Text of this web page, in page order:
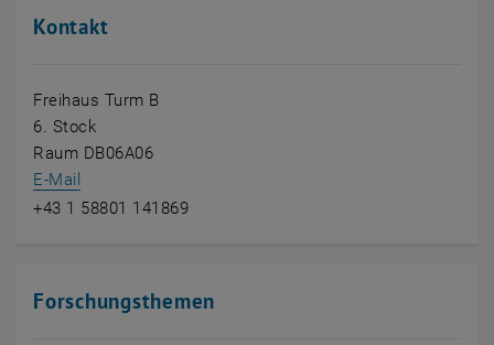
Kontakt
Freihaus Turm B
6. Stock
Raum DB06A06
E-Mail
+43 1 58801 141869
Forschungsthemen